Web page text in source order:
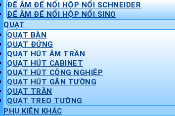
ĐẾ ÂM ĐẾ NỔI HỘP NỔI SCHNEIDER
ĐẾ ÂM ĐẾ NỔI HỘP NỔI SINO
QUẠT
QUẠT BÀN
QUẠT ĐỨNG
QUẠT HÚT ÂM TRẦN
QUẠT HÚT CABINET
QUẠT HÚT CÔNG NGHIỆP
QUẠT HÚT GẮN TƯỜNG
QUẠT TRẦN
QUẠT TREO TƯỜNG
PHỤ KIỆN KHÁC